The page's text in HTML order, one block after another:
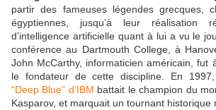
partir des fameuses légendes grecques,
égyptiennes, jusqu’à leur réalisation
d’intelligence artificielle quant à lui a vu le
conférence au Dartmouth College, à
John McCarthy, informaticien américain, fut
le fondateur de cette discipline. En 1997,
“Deep Blue” d’IBM battait le champion du
Kasparov, et marquait un tournant historique